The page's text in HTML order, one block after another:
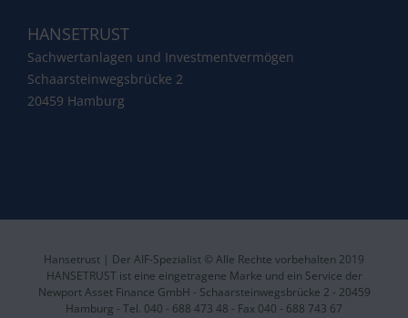
HANSETRUST
Sachwertanlagen und Investmentvermögen
Schaarsteinwegsbrücke 2
20459 Hamburg
Hansetrust | Der AIF-Spezialist © Alle Rechte vorbehalten 2019
HANSETRUST ist eine eingetragene Marke und ein Service der
Newport Asset Finance GmbH - Schaarsteinwegsbrücke 2 - 20459
Hamburg - Tel. 040 - 688 473 48 - Fax 040 - 688 743 67